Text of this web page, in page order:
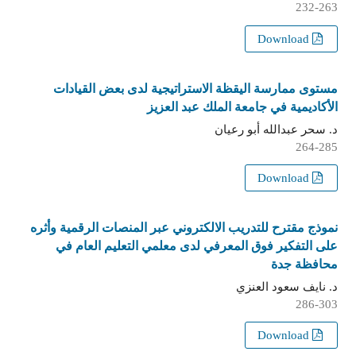
232-263
مستوى ممارسة اليقظة الاستراتيجية لدى بعض القيادات
الأكاديمية في جامعة الملك عبد العزيز
د. سحر عبدالله أبو رعيان
264-285
نموذج مقترح للتدريب الالكتروني عبر المنصات الرقمية وأثره
على التفكير فوق المعرفي لدى معلمي التعليم العام في
محافظة جدة
د. نايف سعود العنزي
286-303
Download